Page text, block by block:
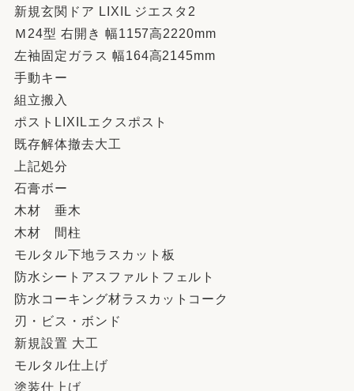
新規玄関ドア LIXIL ジエスタ2
Ｍ24型 右開き 幅1157高2220mm
左袖固定ガラス 幅164高2145mm
手動キー
組立搬入
ポストLIXILエクスポスト
既存解体撤去大工
上記処分
石膏ボー
木材 垂木
木材 間柱
モルタル下地ラスカット板
防水シートアスファルトフェルト
防水コーキング材ラスカットコーク
刃・ビス・ボンド
新規設置 大工
モルタル仕上げ
塗装仕上げ